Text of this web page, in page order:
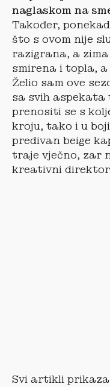
naglaskom na
Također,
što s ovom nije
razigrana, a
smirena i topla,
Želio sam ove
sa svih
prenositi se s
kroju, tako i u
predivan beige
traje vječno, zar
kreativni direktor
Svi artikli